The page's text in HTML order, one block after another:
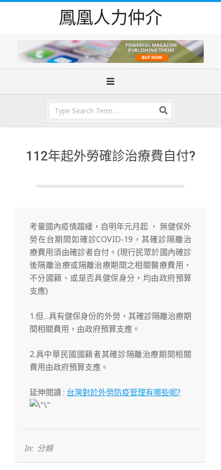
鳳凰人力仲介
112年起外勞確診治療費自付?
考量國內疫情趨緩，自明年元月起 ， 無健保外
勞在台期間如確診COVID-19，其確診隔離治
療費用須由確診者自付。 (現行民眾於國內確診
後隔離治療或隔離治療期間之相關醫療費用，
不分國籍、或是否具健保身分，均由政府預算
支應)
1.但…具有健保身份的外勞，其確診隔離治療期
間相關費用，由政府預算支應。
2.具中華民國國籍者其確診隔離治療期間相關
費用由政府預算支應。
延伸閱讀 : 台灣對於外勞防疫管理有哪些呢?
19
In: 分類